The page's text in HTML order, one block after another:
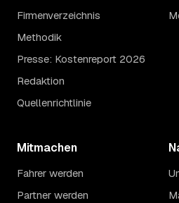
Firmenverzeichnis
Methodik
Presse: Kostenreport 2026
Redaktion
Quellenrichtlinie
Mitmachen
Fahrer werden
Partner werden